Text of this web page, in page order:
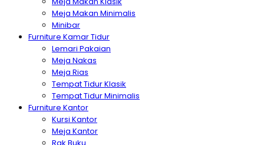
Meja Makan Minimalis
Minibar
Furniture Kamar Tidur
Lemari Pakaian
Meja Nakas
Meja Rias
Tempat Tidur Klasik
Tempat Tidur Minimalis
Furniture Kantor
Kursi Kantor
Meja Kantor